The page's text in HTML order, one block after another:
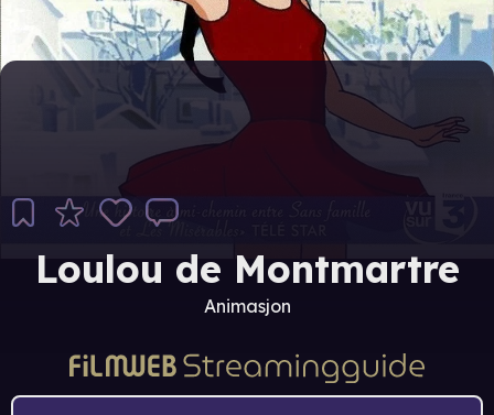
Loulou de Montmartre
Animasjon